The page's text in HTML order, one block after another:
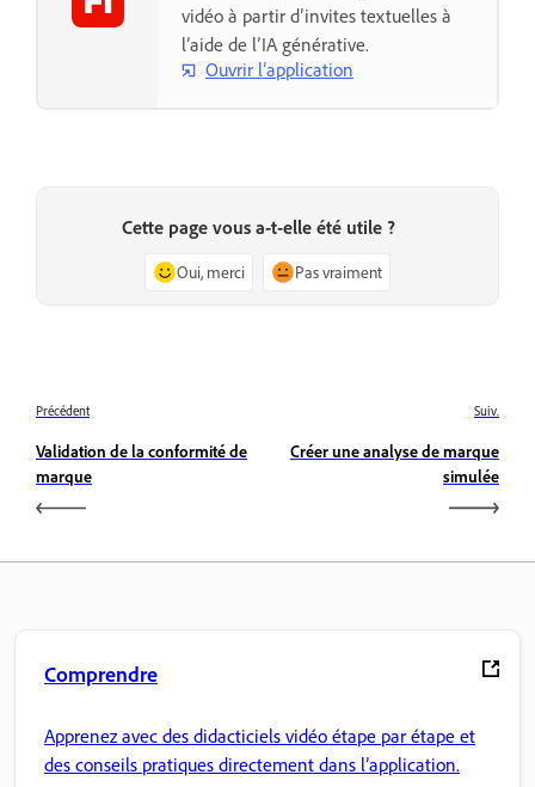
vidéo à partir d’invites textuelles à
l’aide de l’IA générative.
Ouvrir l’application
Cette page vous a-t-elle été utile ?
Oui, merci Pas vraiment
Précédent
Validation de la conformité de
marque
Suiv.
Créer une analyse de marque
simulée
Comprendre
Apprenez avec des didacticiels vidéo étape par étape et
des conseils pratiques directement dans l’application.